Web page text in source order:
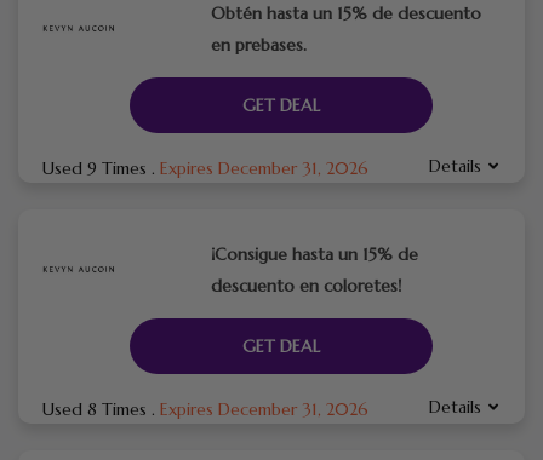
Obtén hasta un 15% de descuento
en prebases.
GET DEAL
Used 9 Times . Expires December 31, 2026 Details
¡Consigue hasta un 15% de
descuento en coloretes!
GET DEAL
Used 8 Times . Expires December 31, 2026 Details